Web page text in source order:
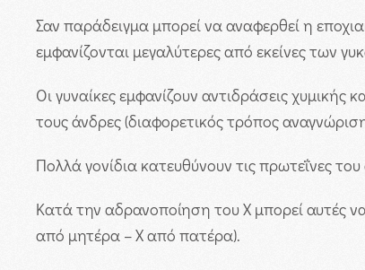
Σαν παράδειγμα μπορεί να αναφερθεί η
εμφανίζονται μεγαλύτερες από εκείνες των
Οι γυναίκες εμφανίζουν αντιδράσεις χυμικής
τους άνδρες (διαφορετικός τρόπος
Πολλά γονίδια κατευθύνουν τις πρωτεΐνες
Κατά την αδρανοποίηση του Χ μπορεί αυτές
από μητέρα – Χ από πατέρα).